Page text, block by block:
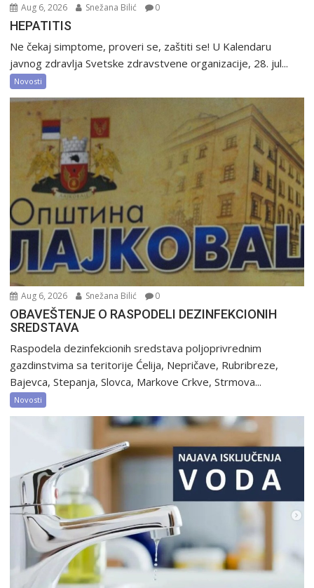
Aug 6, 2026 Snežana Bilić 0
HEPATITIS
Ne čekaj simptome, proveri se, zaštiti se! U Kalendaru
javnog zdravlja Svetske zdravstvene organizacije, 28. jul...
Novosti
Aug 6, 2026 Snežana Bilić 0
OBAVEŠTENJE O RASPODELI DEZINFEKCIONIH
SREDSTAVA
Raspodela dezinfekcionih sredstava poljoprivrednim
gazdinstvima sa teritorije Ćelija, Nepričave, Rubribreze,
Bajevca, Stepanja, Slovca, Markove Crkve, Strmova...
Novosti